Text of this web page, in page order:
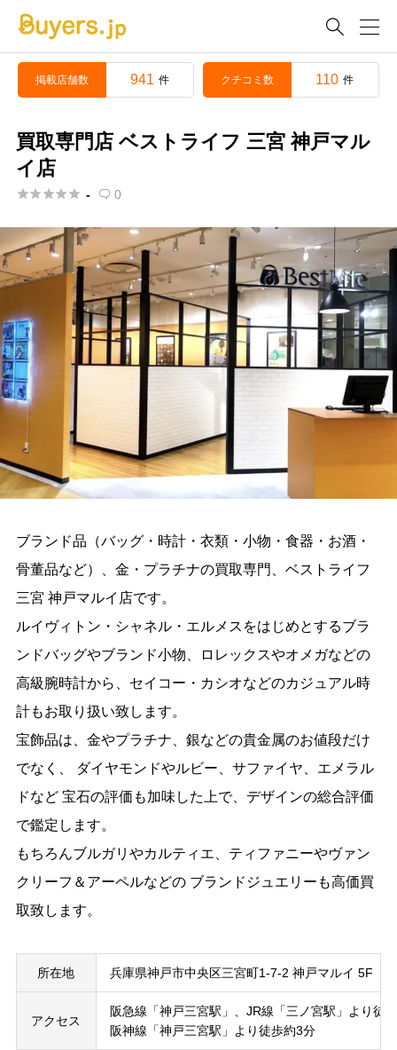

掲載店舗数 941 件 クチコミ数 110 件
買取専門店 ベストライフ 三宮 神戸マル
イ店
 -  0
ブランド品（バッグ・時計・衣類・小物・食器・お酒・
骨董品など）、金・プラチナの買取専門、ベストライフ
三宮 神戸マルイ店です。
ルイヴィトン・シャネル・エルメスをはじめとするブラ
ンドバッグやブランド小物、ロレックスやオメガなどの
高級腕時計から、セイコー・カシオなどのカジュアル時
計もお取り扱い致します。
宝飾品は、金やプラチナ、銀などの貴金属のお値段だけ
でなく、 ダイヤモンドやルビー、サファイヤ、エメラル
ドなど 宝石の評価も加味した上で、デザインの総合評価
で鑑定します。
もちろんブルガリやカルティエ、ティファニーやヴァン
クリーフ＆アーペルなどの ブランドジュエリーも高価買
取致します。
所在地 兵庫県神戸市中央区三宮町1-7-2 神戸マルイ 5F
アクセス
阪急線「神戸三宮駅」、JR線「三ノ宮駅」より徒
阪神線「神戸三宮駅」より徒歩約3分